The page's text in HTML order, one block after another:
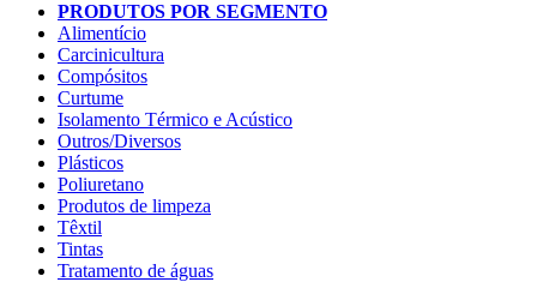
PRODUTOS POR SEGMENTO
Alimentício
Carcinicultura
Compósitos
Curtume
Isolamento Térmico e Acústico
Outros/Diversos
Plásticos
Poliuretano
Produtos de limpeza
Têxtil
Tintas
Tratamento de águas